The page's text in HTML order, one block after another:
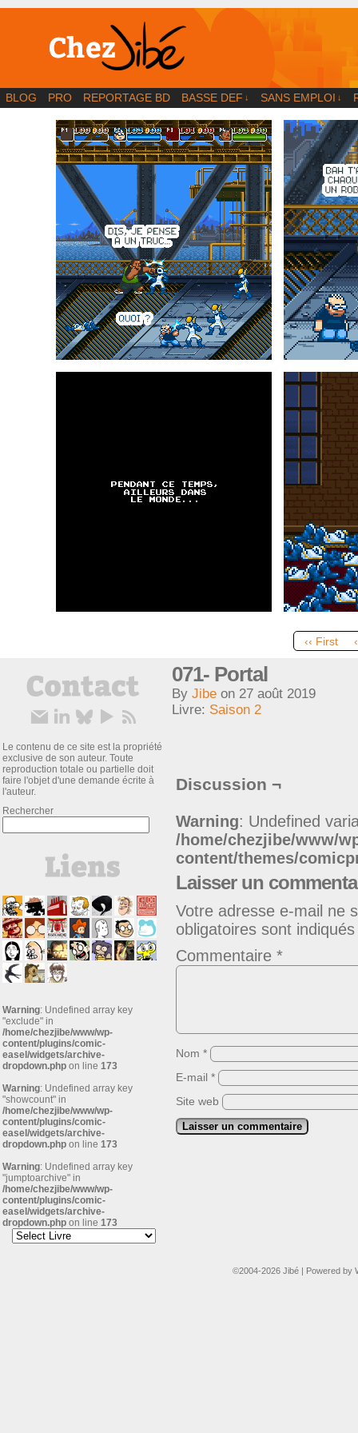
BD | Illustration | Blog
BLOG PRO REPORTAGE BD BASSE DEF ↓ SANS EMPLOI ↓
‹‹ First
Le contenu de ce site est la propriété
exclusive de son auteur. Toute
reproduction totale ou partielle doit
faire l'objet d'une demande écrite à
l'auteur.
Rechercher
Warning: Undefined array key
"exclude" in
/home/chezjibe/www/wp-
content/plugins/comic-
easel/widgets/archive-
dropdown.php on line 173
Warning: Undefined array key
"showcount" in
/home/chezjibe/www/wp-
content/plugins/comic-
easel/widgets/archive-
dropdown.php on line 173
Warning: Undefined array key
"jumptoarchive" in
/home/chezjibe/www/wp-
content/plugins/comic-
easel/widgets/archive-
dropdown.php on line 173
071- Portal
By Jibe on 27 août 2019
Livre: Saison 2
Discussion ¬
Warning: Undefined
/home/chezjibe/www/
content/themes/
Laisser un
Votre adresse e-mail ne
obligatoires sont
Commentaire *
Nom *
E-mail *
Site web
©2004-2026 Jibé | Powered by